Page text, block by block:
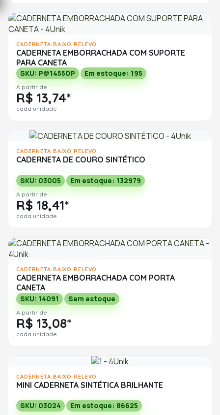
CADERNETA BAIXO RELEVO
CADERNETA EMBORRACHADA COM SUPORTE
PARA CANETA
SKU: P@14550P Em estoque: 195
A partir de
R$ 13,74*
cada unidade
CADERNETA BAIXO RELEVO
CADERNETA DE COURO SINTÉTICO
SKU: 03005 Em estoque: 132979
A partir de
R$ 18,41*
cada unidade
CADERNETA BAIXO RELEVO
CADERNETA EMBORRACHADA COM PORTA
CANETA
SKU: 14091 Sem estoque
A partir de
R$ 13,08*
cada unidade
CADERNETA BAIXO RELEVO
MINI CADERNETA SINTÉTICA BRILHANTE
SKU: 03024 Em estoque: 86625